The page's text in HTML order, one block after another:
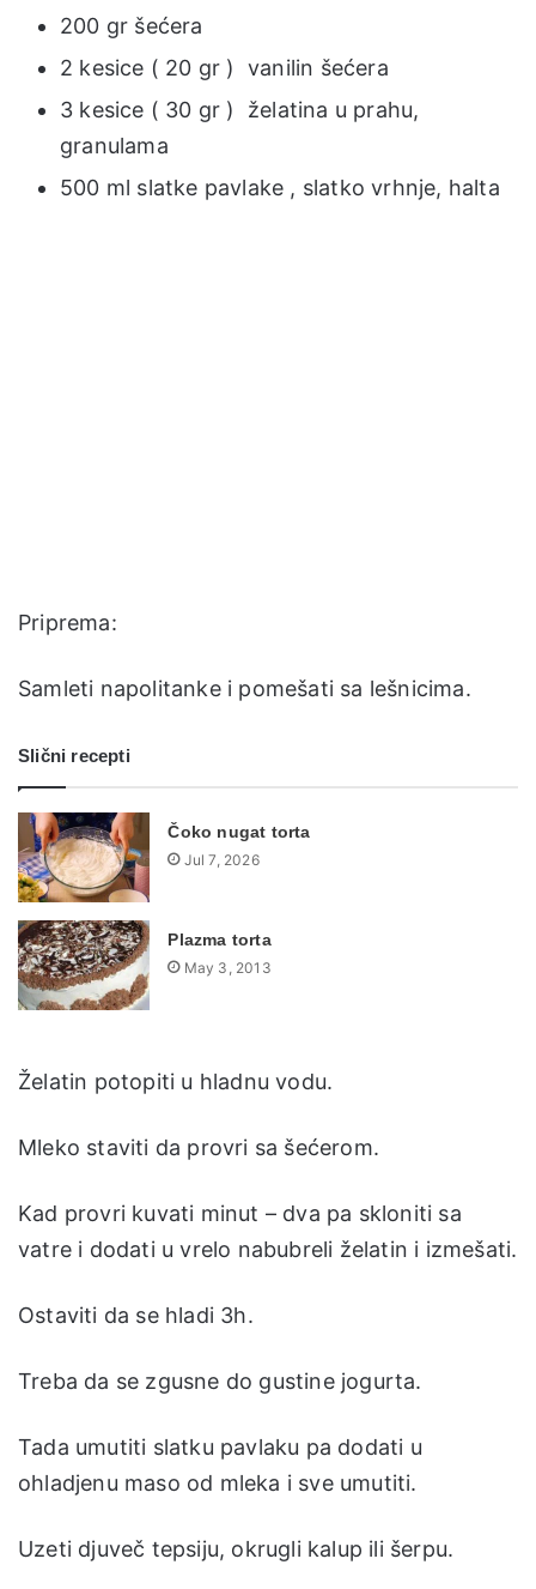
200 gr šećera
2 kesice ( 20 gr ) vanilin šećera
3 kesice ( 30 gr ) želatina u prahu,
granulama
500 ml slatke pavlake , slatko vrhnje, halta
Priprema:
Samleti napolitanke i pomešati sa lešnicima.
Slični recepti
Čoko nugat torta
Jul 7, 2026
Plazma torta
May 3, 2013
Želatin potopiti u hladnu vodu.
Mleko staviti da provri sa šećerom.
Kad provri kuvati minut – dva pa skloniti sa
vatre i dodati u vrelo nabubreli želatin i izmešati.
Ostaviti da se hladi 3h.
Treba da se zgusne do gustine jogurta.
Tada umutiti slatku pavlaku pa dodati u
ohladjenu maso od mleka i sve umutiti.
Uzeti djuveč tepsiju, okrugli kalup ili šerpu.